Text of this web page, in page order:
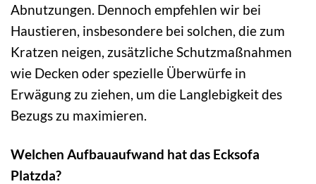
Abnutzungen. Dennoch empfehlen wir bei
Haustieren, insbesondere bei solchen, die zum
Kratzen neigen, zusätzliche Schutzmaßnahmen
wie Decken oder spezielle Überwürfe in
Erwägung zu ziehen, um die Langlebigkeit des
Bezugs zu maximieren.
Welchen Aufbauaufwand hat das Ecksofa
Platzda?